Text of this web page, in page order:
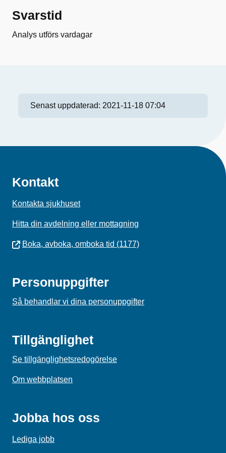
Svarstid
Analys utförs vardagar
Senast uppdaterad: 2021-11-18 07:04
Kontakt
Kontakta sjukhuset
Hitta din avdelning eller mottagning
Boka, avboka, omboka tid (1177)
Personuppgifter
Så behandlar vi dina personuppgifter
Tillgänglighet
Se tillgänglighetsredogörelse
Om webbplatsen
Jobba hos oss
Lediga jobb